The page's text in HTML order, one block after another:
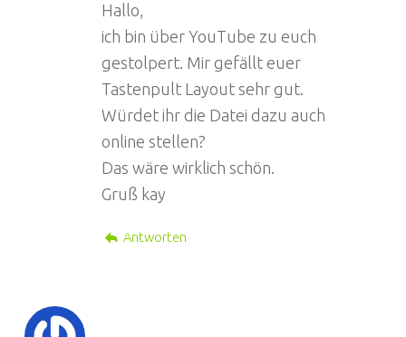
Hallo,
ich bin über YouTube zu euch
gestolpert. Mir gefällt euer
Tastenpult Layout sehr gut.
Würdet ihr die Datei dazu auch
online stellen?
Das wäre wirklich schön.
Gruß kay
Antworten